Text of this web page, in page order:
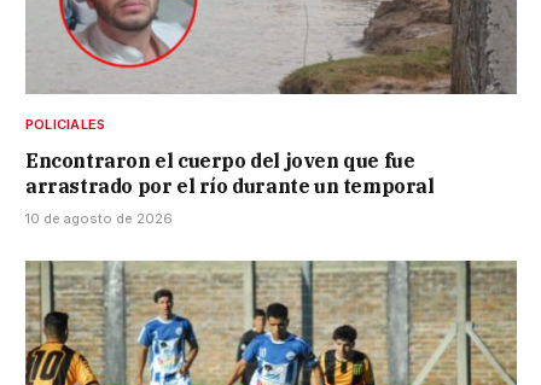
POLICIALES
Encontraron el cuerpo del joven que fue
arrastrado por el río durante un temporal
10 de agosto de 2026